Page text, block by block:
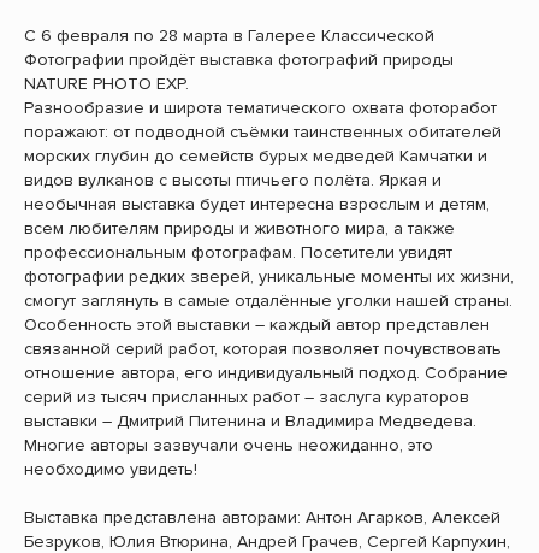
С 6 февраля по 28 марта в Галерее Классической
Фотографии пройдёт выставка фотографий природы
NATURE PHOTO EXP.
Разнообразие и широта тематического охвата фоторабот
поражают: от подводной съёмки таинственных обитателей
морских глубин до семейств бурых медведей Камчатки и
видов вулканов с высоты птичьего полёта. Яркая и
необычная выставка будет интересна взрослым и детям,
всем любителям природы и животного мира, а также
профессиональным фотографам. Посетители увидят
фотографии редких зверей, уникальные моменты их жизни,
смогут заглянуть в самые отдалённые уголки нашей страны.
Особенность этой выставки – каждый автор представлен
связанной серий работ, которая позволяет почувствовать
отношение автора, его индивидуальный подход. Собрание
серий из тысяч присланных работ – заслуга кураторов
выставки – Дмитрий Питенина и Владимира Медведева.
Многие авторы зазвучали очень неожиданно, это
необходимо увидеть!
Выставка представлена авторами: Антон Агарков, Алексей
Безруков, Юлия Втюрина, Андрей Грачев, Сергей Карпухин,